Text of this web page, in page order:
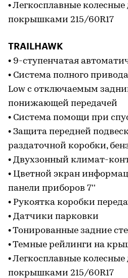
• Легкосплавные колесные
покрышками 215/60R17
TRAILHAWK
• 9-ступенчатая
• Система полного
Low с отключаемым
понижающей передачей
• Система помощи при
• Защита передней
раздаточной коробки,
• Двухзонный климат-
• Цветной экран
панели приборов 7''
• Рукоятка коробки
• Датчики парковки
• Тонированные задние
• Темные рейлинги на
• Легкосплавные колесные
покрышками 215/60R17